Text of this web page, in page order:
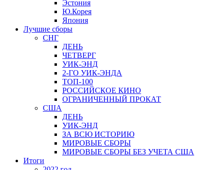
Эстония
Ю.Корея
Япония
Лучшие сборы
СНГ
ДЕНЬ
ЧЕТВЕРГ
УИК-ЭНД
2-ГО УИК-ЭНДА
ТОП-100
РОССИЙСКОЕ КИНО
ОГРАНИЧЕННЫЙ ПРОКАТ
США
ДЕНЬ
УИК-ЭНД
ЗА ВСЮ ИСТОРИЮ
МИРОВЫЕ СБОРЫ
МИРОВЫЕ СБОРЫ БЕЗ УЧЕТА США
Итоги